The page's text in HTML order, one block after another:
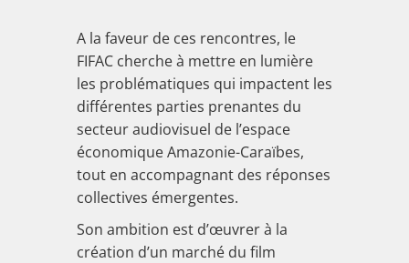
A la faveur de ces rencontres, le
FIFAC cherche à mettre en lumière
les problématiques qui impactent les
différentes parties prenantes du
secteur audiovisuel de l’espace
économique Amazonie-Caraïbes,
tout en accompagnant des réponses
collectives émergentes.
Son ambition est d’œuvrer à la
création d’un marché du film